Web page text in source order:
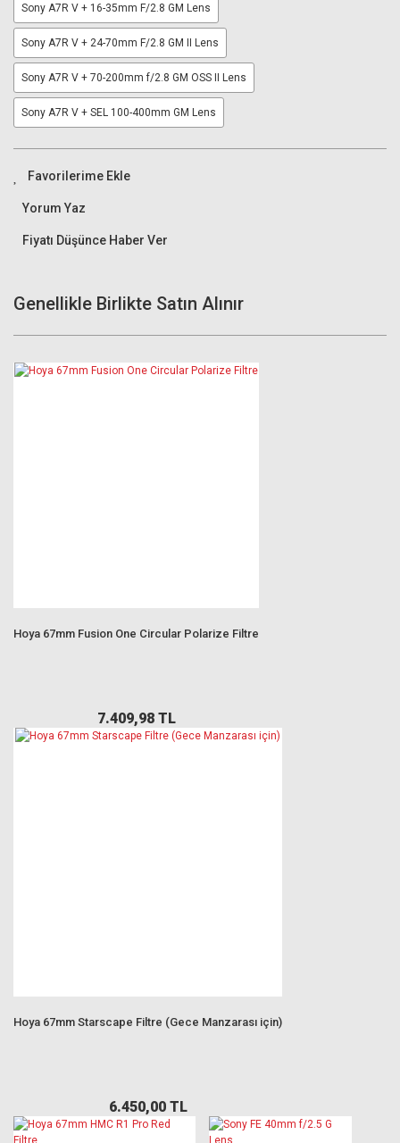
Sony A7R V + 16-35mm F/2.8 GM Lens
Sony A7R V + 24-70mm F/2.8 GM II Lens
Sony A7R V + 70-200mm f/2.8 GM OSS II Lens
Sony A7R V + SEL 100-400mm GM Lens
Yorum Yaz
Fiyatı Düşünce Haber Ver
Genellikle Birlikte Satın Alınır
Hoya 67mm Fusion One Circular Polarize Filtre
7.409,98 TL
Hoya 67mm Starscape Filtre (Gece Manzarası için)
6.450,00 TL